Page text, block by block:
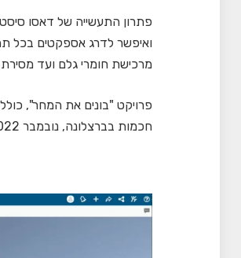
פתרון התעשייה של דאסו
ואיפשר לדרג אספקטים בכל
מרכישת חומרי גלם ועד מסירת
חכמות בברצלונה, נובמבר 2022.